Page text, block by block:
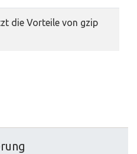
die Vorteile von gzip